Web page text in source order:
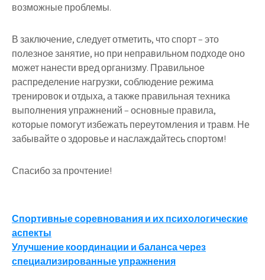
возможные проблемы.
В заключение, следует отметить, что спорт – это
полезное занятие, но при неправильном подходе оно
может нанести вред организму. Правильное
распределение нагрузки, соблюдение режима
тренировок и отдыха, а также правильная техника
выполнения упражнений – основные правила,
которые помогут избежать переутомления и травм. Не
забывайте о здоровье и наслаждайтесь спортом!
Спасибо за прочтение!
Навигация
по
записям
Спортивные соревнования и их психологические
аспекты
Улучшение координации и баланса через
специализированные упражнения